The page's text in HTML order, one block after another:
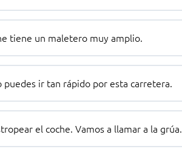
tiene un maletero muy amplio.
puedes ir tan rápido por esta carretera.
el coche. Vamos a llamar a la grúa.